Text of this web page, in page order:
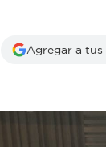
Agregar a tus